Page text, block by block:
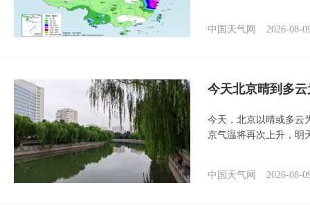
中国天气网 2026-08-
今天北京晴到多
今天，北京以晴或多云
京气温将再次上升，明
中国天气网 2026-08-